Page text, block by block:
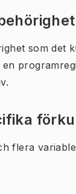
som det
en
flera